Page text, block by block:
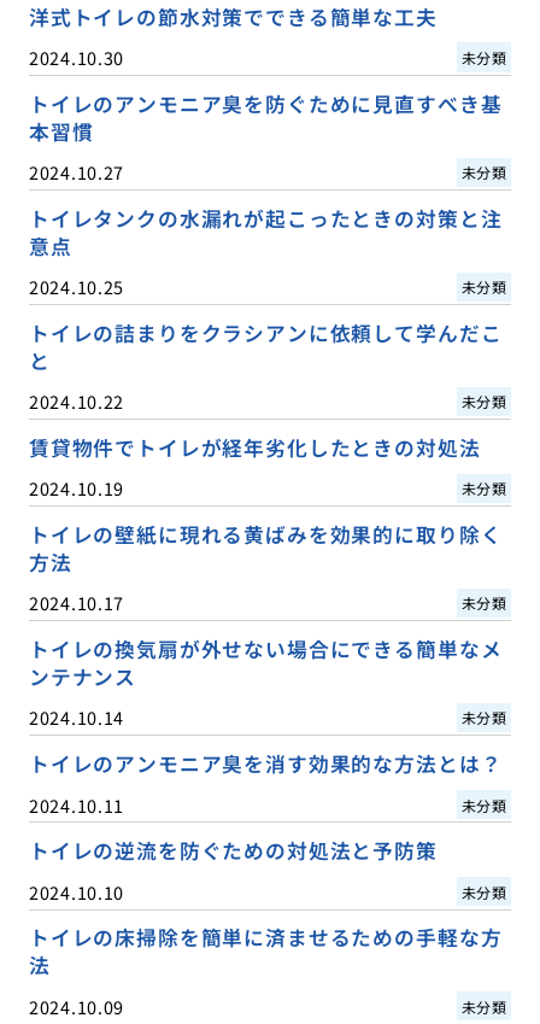
洋式トイレの節水対策でできる簡単な工夫
2024.10.30 未分類
トイレのアンモニア臭を防ぐために見直すべき基
本習慣
2024.10.27 未分類
トイレタンクの水漏れが起こったときの対策と注
意点
2024.10.25 未分類
トイレの詰まりをクラシアンに依頼して学んだこ
と
2024.10.22 未分類
賃貸物件でトイレが経年劣化したときの対処法
2024.10.19 未分類
トイレの壁紙に現れる黄ばみを効果的に取り除く
方法
2024.10.17 未分類
トイレの換気扇が外せない場合にできる簡単なメ
ンテナンス
2024.10.14 未分類
トイレのアンモニア臭を消す効果的な方法とは？
2024.10.11 未分類
トイレの逆流を防ぐための対処法と予防策
2024.10.10 未分類
トイレの床掃除を簡単に済ませるための手軽な方
法
2024.10.09 未分類